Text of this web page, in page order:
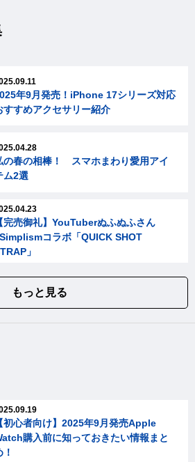
年9月発売！iPhone 17シリーズ対応
すすめアクセサリー紹介
の春の相棒！ スマホまわり愛用アイ
ム2選
完売御礼】YouTuberぬふぬふさん
コラボ「QUICK SHOT
」
もっと見る
初心者向け】2025年9月発売Apple
購入前に知っておきたい情報まと
！